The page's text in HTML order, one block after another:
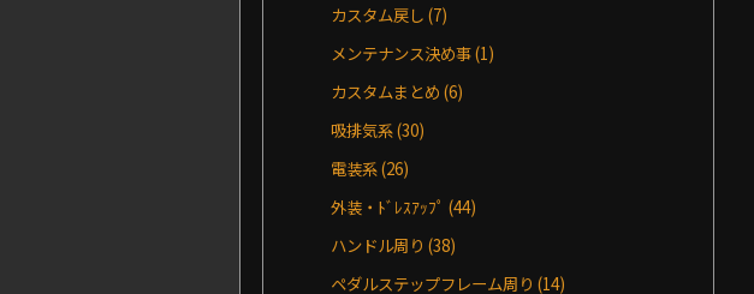
カスタム戻し(7)
メンテナンス決め事(1)
カスタムまとめ(6)
吸排気系(30)
電装系(26)
外装・ﾄﾞﾚｽｱｯﾌﾟ(44)
ハンドル周り(38)
ペダルステップフレーム周り(14)